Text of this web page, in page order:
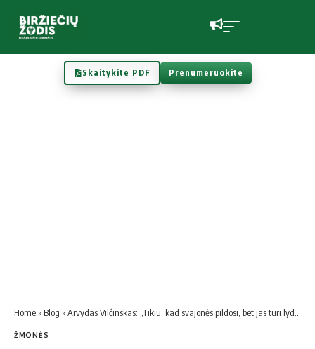
Skaitykite PDF Prenumeruokite
Home» Blog »Arvydas Vilčinskas: „Tikiu, kad svajonės pildosi, bet jas turi lydėti labai daug darbo ir pastangų“
ŽMONĖS